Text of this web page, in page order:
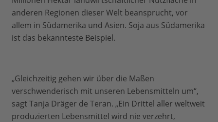
anderen Regionen dieser Welt beansprucht, vor
allem in Südamerika und Asien. Soja aus Südamerika
ist das bekannteste Beispiel.
„Gleichzeitig gehen wir über die Maßen
verschwenderisch mit unseren Lebensmitteln um“,
sagt Tanja Dräger de Teran. „Ein Drittel aller weltweit
produzierten Lebensmittel wird nie verzehrt,